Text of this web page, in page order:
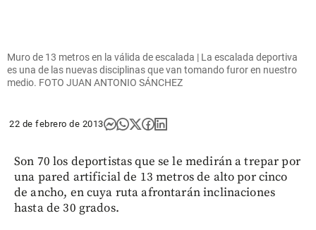
Muro de 13 metros en la válida de escalada | La escalada deportiva
es una de las nuevas disciplinas que van tomando furor en nuestro
medio. FOTO JUAN ANTONIO SÁNCHEZ
22 de febrero de 2013
Son 70 los deportistas que se le medirán a trepar por
una pared artificial de 13 metros de alto por cinco
de ancho, en cuya ruta afrontarán inclinaciones
hasta de 30 grados.